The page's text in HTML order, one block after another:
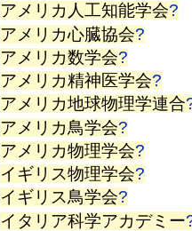
アメリカ人工知能学会?
アメリカ心臓協会?
アメリカ数学会?
アメリカ精神医学会?
アメリカ地球物理学連合
アメリカ鳥学会?
アメリカ物理学会?
イギリス物理学会?
イギリス鳥学会?
イタリア科学アカデミー